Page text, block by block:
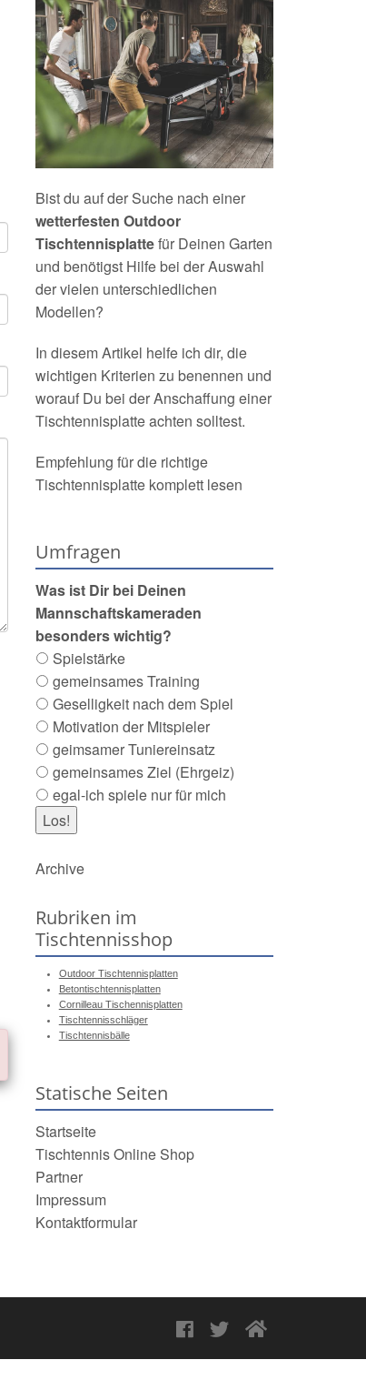
Bist du auf der Suche nach einer
wetterfesten Outdoor
Tischtennisplattefür Deinen Garten
und benötigst Hilfe bei der Auswahl
der vielen unterschiedlichen
Modellen?
In diesem Artikel helfe ich dir, die
wichtigen Kriterien zu benennen und
worauf Du bei der Anschaffung einer
Tischtennisplatte achten solltest.
Empfehlung für die richtige
Tischtennisplatte komplett lesen
Umfragen
Was ist Dir bei Deinen
Mannschaftskameraden
besonders wichtig?
Spielstärke
gemeinsames Training
Geselligkeit nach dem Spiel
Motivation der Mitspieler
geimsamer Tuniereinsatz
gemeinsames Ziel (Ehrgeiz)
egal-ich spiele nur für mich
Archive
Rubriken im
Tischtennisshop
Outdoor Tischtennisplatten
Betontischtennisplatten
Cornilleau Tischennisplatten
Tischtennisschläger
Tischtennisbälle
Statische Seiten
Startseite
Tischtennis Online Shop
Partner
Impressum
Kontaktformular